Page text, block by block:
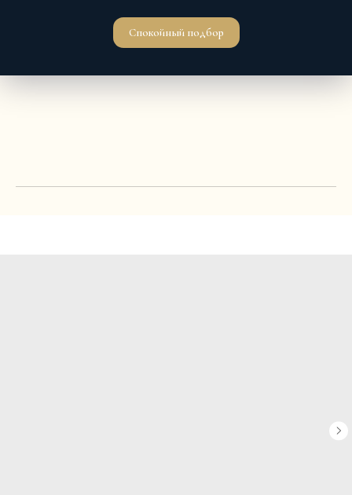
Спокойный подбор